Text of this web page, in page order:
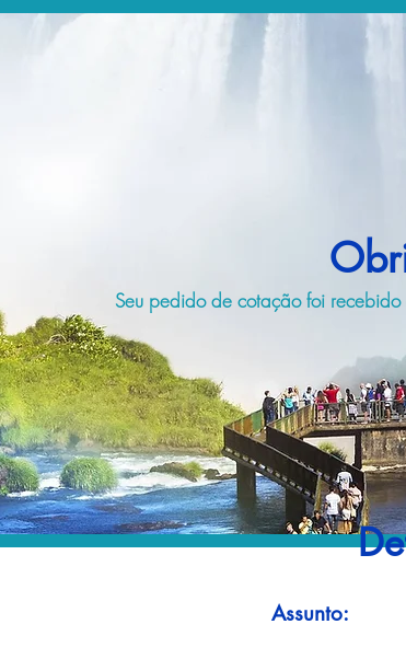
Seu pedido de cotação foi recebido
Assunto: